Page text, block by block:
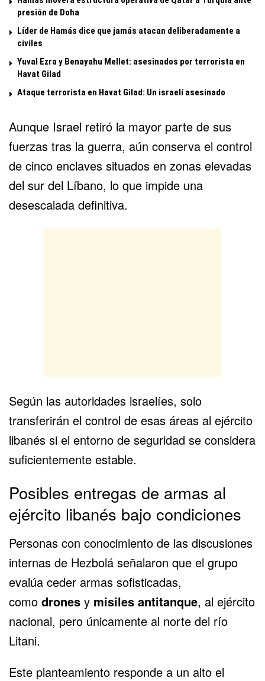
presión de Doha
Líder de Hamás dice que jamás atacan deliberadamente a
civiles
Yuval Ezra y Benayahu Mellet: asesinados por terrorista en
Havat Gilad
Ataque terrorista en Havat Gilad: Un israelí asesinado
Aunque Israel retiró la mayor parte de sus
fuerzas tras la guerra, aún conserva el control
de cinco enclaves situados en zonas elevadas
del sur del Líbano, lo que impide una
desescalada definitiva.
Según las autoridades israelíes, solo
transferirán el control de esas áreas al ejército
libanés si el entorno de seguridad se considera
suficientemente estable.
Posibles entregas de armas al
ejército libanés bajo condiciones
Personas con conocimiento de las discusiones
internas de Hezbolá señalaron que el grupo
evalúa ceder armas sofisticadas,
como drones y misiles antitanque, al ejército
nacional, pero únicamente al norte del río
Litani.
Este planteamiento responde a un alto el